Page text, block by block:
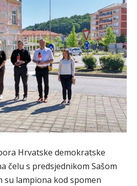
Hrvatske demokratske
čelu s predsjednikom Sašom
su lampiona kod spomen